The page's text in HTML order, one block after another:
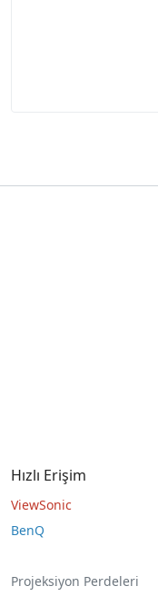
Hızlı Erişim
ViewSonic
BenQ
Projeksiyon Perdeleri